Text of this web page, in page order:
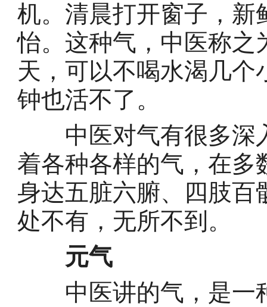
机。清晨打开窗子，新
怡。这种气，中医称之
天，可以不喝水渴几
钟也活不了。
中医对气有很多深
着各种各样的气，在多
身达五脏六腑、四肢百
处不有，无所不到。
元气
中医讲的气，是一